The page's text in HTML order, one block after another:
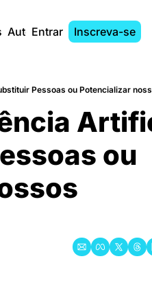
AutoresEntrar Inscreva-se
Pessoas ou Potencializar
ou